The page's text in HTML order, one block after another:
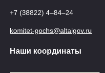
+7 (38822) 4‒84‒24
komitet-gochs@altaigov.ru
Наши координаты